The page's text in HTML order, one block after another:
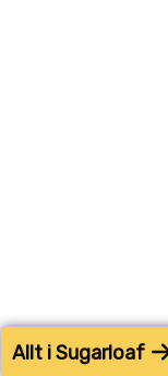
Allt i Sugarloaf